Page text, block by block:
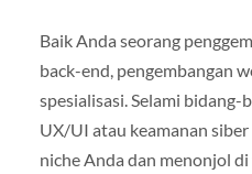
Baik Anda seorang
back-end, pengembangan
spesialisasi. Selami bidang-
UX/UI atau keamanan
niche Anda dan menonjol